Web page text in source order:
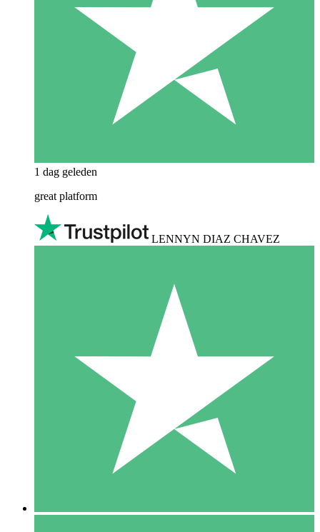
1 dag geleden
great platform
LENNYN DIAZ CHAVEZ